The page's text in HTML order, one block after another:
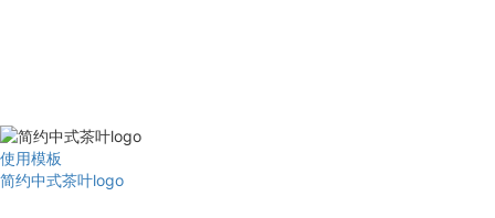
使用模板
简约中式茶叶logo